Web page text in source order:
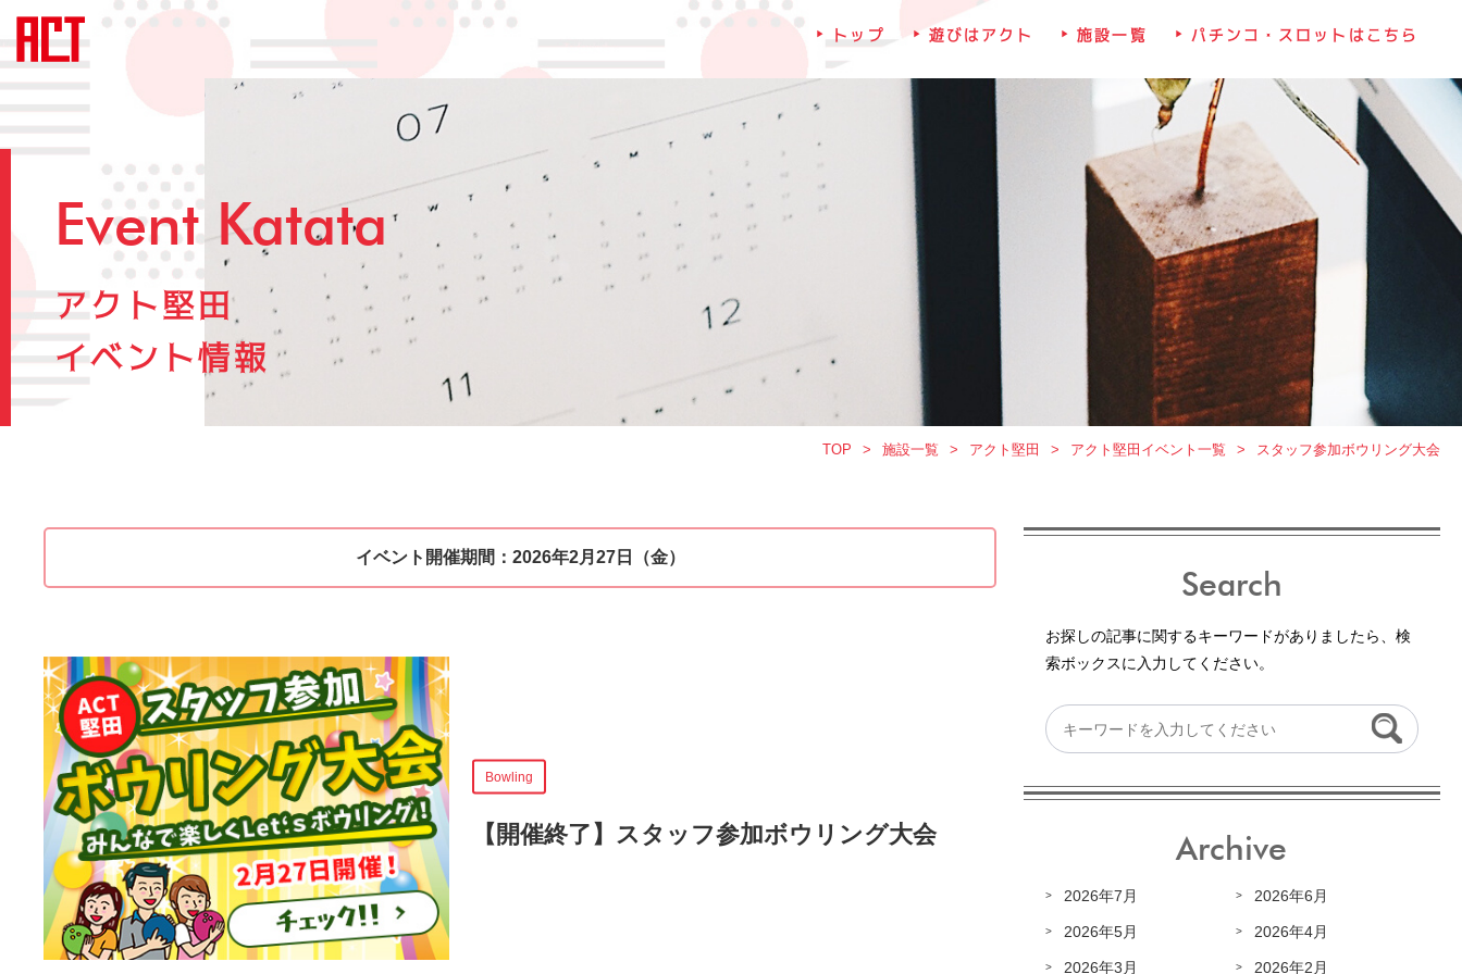
トップ 遊びはアクト 施設一覧 パチンコ・スロットはこちら
Event Katata
アクト堅田
イベント情報
TOP 施設一覧 アクト堅田 アクト堅田イベント一覧 スタッフ参加ボウリング大会
イベント開催期間： 2026年2月27日（金）
Bowling
【開催終了】 スタッフ参加ボウリング大会
Search
お探しの記事に関するキーワードがありましたら、検
索ボックスに入力してください。
Archive
2026年7月 2026年6月
2026年5月 2026年4月
2026年3月 2026年2月